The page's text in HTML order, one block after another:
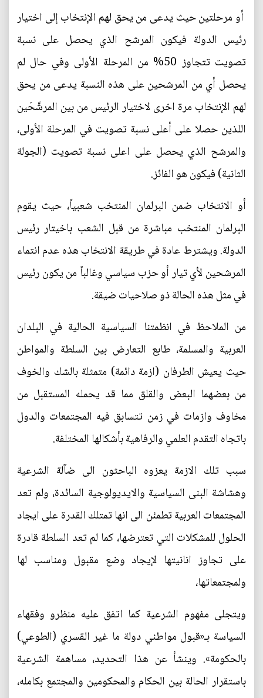
أو مرحلتين حيث يدعى من يحق لهم الإنتخاب إلى اختيار
رئيس الدولة فيكون المرشح الذي يحصل على نسبة
تصويت تتجاوز 50% من المرحلة الأولى وفي حال لم
يحصل أي من المرشحين على هذه النسبة يدعى من يحق
لهم الإنتخاب مرة اخرى لاختيار الرئيس من بين المرشَّحَين
اللذين حصلا على أعلى نسبة تصويت في المرحلة الأولى،
والمرشح الذي يحصل على اعلى نسبة تصويت (الجولة
الثانية) فيكون هو الفائز.
أو الانتخاب ضمن البرلمان المنتخب شعبياً، حيث يقوم
البرلمان المنتخب مباشرة من قبل الشعب باخيتار رئيس
الدولة. ويشترط عادة في طريقة الانتخاب هذه عدم انتماء
المرشحين لأي تيار أو حزب سياسي وغالباً من يكون رئيس
في مثل هذه الحالة ذو صلاحيات ضيقة.
من الملاحظ في انظمتنا السياسية الحالية في البلدان
العربية والمسلمة، طابع التعارض بين السلطة والمواطن
حيث يعيش الطرفان (ازمة دائمة) متمثلة بالشك والخوف
من بعضهما البعض والقلق مما قد يحمله المستقبل من
مخاوف وازمات في زمن تتسابق فيه المجتمعات والدول
باتجاه التقدم العلمي والرفاهية بأشكالها المختلفة.
سبب تلك الازمة يعزوه الباحثون الى ضآلة الشرعية
وهشاشة البنى السياسية والايديولوجية السائدة، ولم تعد
المجتمعات العربية تطمئن الى انها تمتلك القدرة على ايجاد
الحلول للمشكلات التي تعترضها، كما لم تعد السلطة قادرة
على تجاوز انانيتها لإيجاد وضع مقبول ومناسب لها
ولمجتمعاتها،
ويتجلى مفهوم الشرعية كما اتفق عليه منظرو وفقهاء
السياسة بـ«قبول مواطني دولة ما غير القسري (الطوعي)
بالحكومة». وينشأ عن هذا التحديد، مساهمة الشرعية
باستقرار الحالة بين الحكام والمحكومين والمجتمع بكامله،